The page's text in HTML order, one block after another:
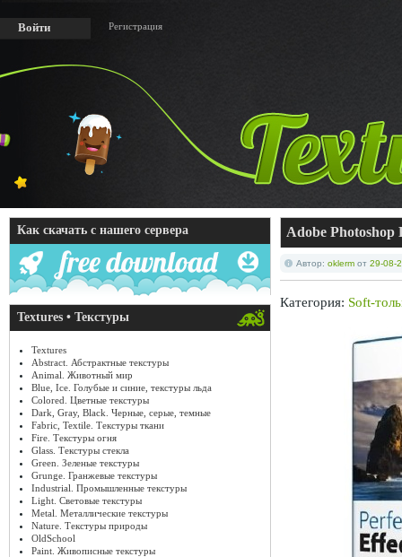
Войти Регистрация
Как скачать с нашего сервера
Textures • Текстуры
Textures
Abstract. Абстрактные текстуры
Animal. Животный мир
Blue, Ice. Голубые и синие, текстуры льда
Colored. Цветные текстуры
Dark, Gray, Black. Черные, серые, темные
Fabric, Textile. Текстуры ткани
Fire. Текстуры огня
Glass. Текстуры стекла
Green. Зеленые текстуры
Grunge. Гранжевые текстуры
Industrial. Промышленные текстуры
Light. Световые текстуры
Metal. Металлические текстуры
Nature. Текстуры природы
OldSchool
Paint. Живописные текстуры
Adobe Photoshop
Автор: oklerm от 29-08-
Категория: Soft-